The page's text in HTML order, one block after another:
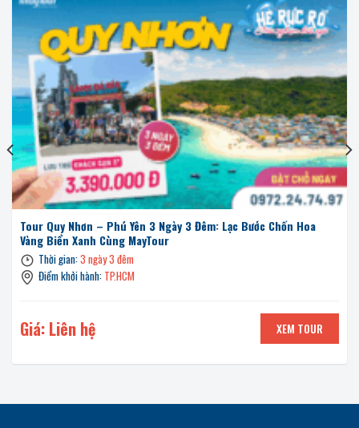
Tour Quy Nhơn – Phú Yên 3 Ngày 3 Đêm: Lạc Bước Chốn Hoa
Vàng Biển Xanh Cùng MayTour
Thời gian:3 ngày 3 đêm
Điểm khởi hành: TP.HCM
Giá: Liên hệ XEM TOUR